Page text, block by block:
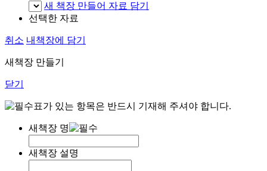
새 책장 만들어 자료 담기
선택한 자료
취소 내책장에 담기
새책장 만들기
닫기
표가 있는 항목은 반드시 기재해 주셔야 합니다.
새책장 명
새책장 설명